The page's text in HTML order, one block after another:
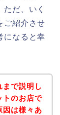
だ、いく
ご紹介させ
になると幸
まで説明し
トのお店で
因は様々あ